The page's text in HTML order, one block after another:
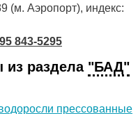
(м. Аэропорт), индекс:
843-5295
из раздела "БАД"
прессованные